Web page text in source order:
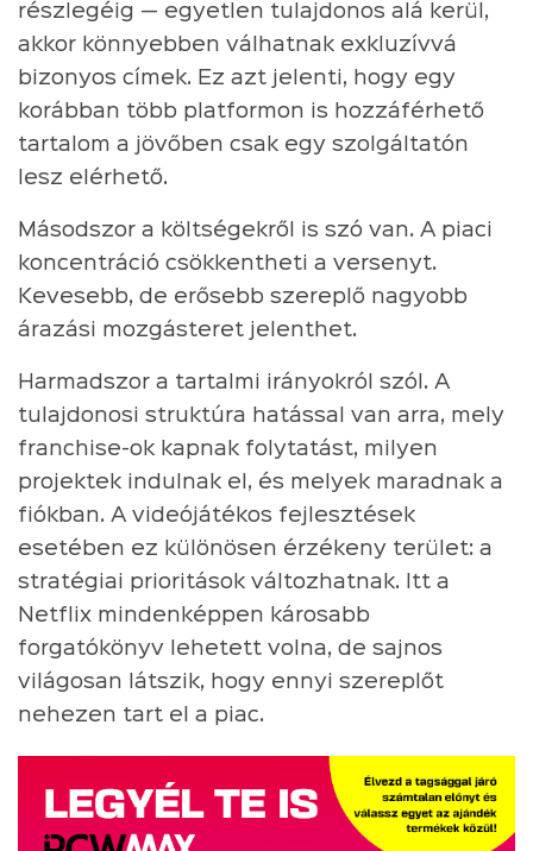
részlegéig — egyetlen tulajdonos alá kerül,
akkor könnyebben válhatnak exkluzívvá
bizonyos címek. Ez azt jelenti, hogy egy
korábban több platformon is hozzáférhető
tartalom a jövőben csak egy szolgáltatón
lesz elérhető.
Másodszor a költségekről is szó van. A piaci
koncentráció csökkentheti a versenyt.
Kevesebb, de erősebb szereplő nagyobb
árazási mozgásteret jelenthet.
Harmadszor a tartalmi irányokról szól. A
tulajdonosi struktúra hatással van arra, mely
franchise-ok kapnak folytatást, milyen
projektek indulnak el, és melyek maradnak a
fiókban. A videójátékos fejlesztések
esetében ez különösen érzékeny terület: a
stratégiai prioritások változhatnak. Itt a
Netflix mindenképpen károsabb
forgatókönyv lehetett volna, de sajnos
világosan látszik, hogy ennyi szereplőt
nehezen tart el a piac.